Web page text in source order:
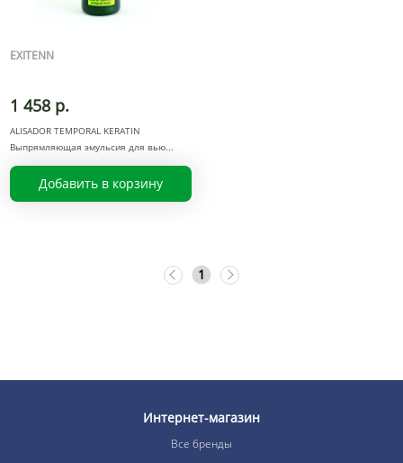
EXITENN
1 458 р.
ALISADOR TEMPORAL KERATIN
Выпрямляющая эмульсия для вью
Добавить в корзину
1
Интернет-магазин
Все бренды